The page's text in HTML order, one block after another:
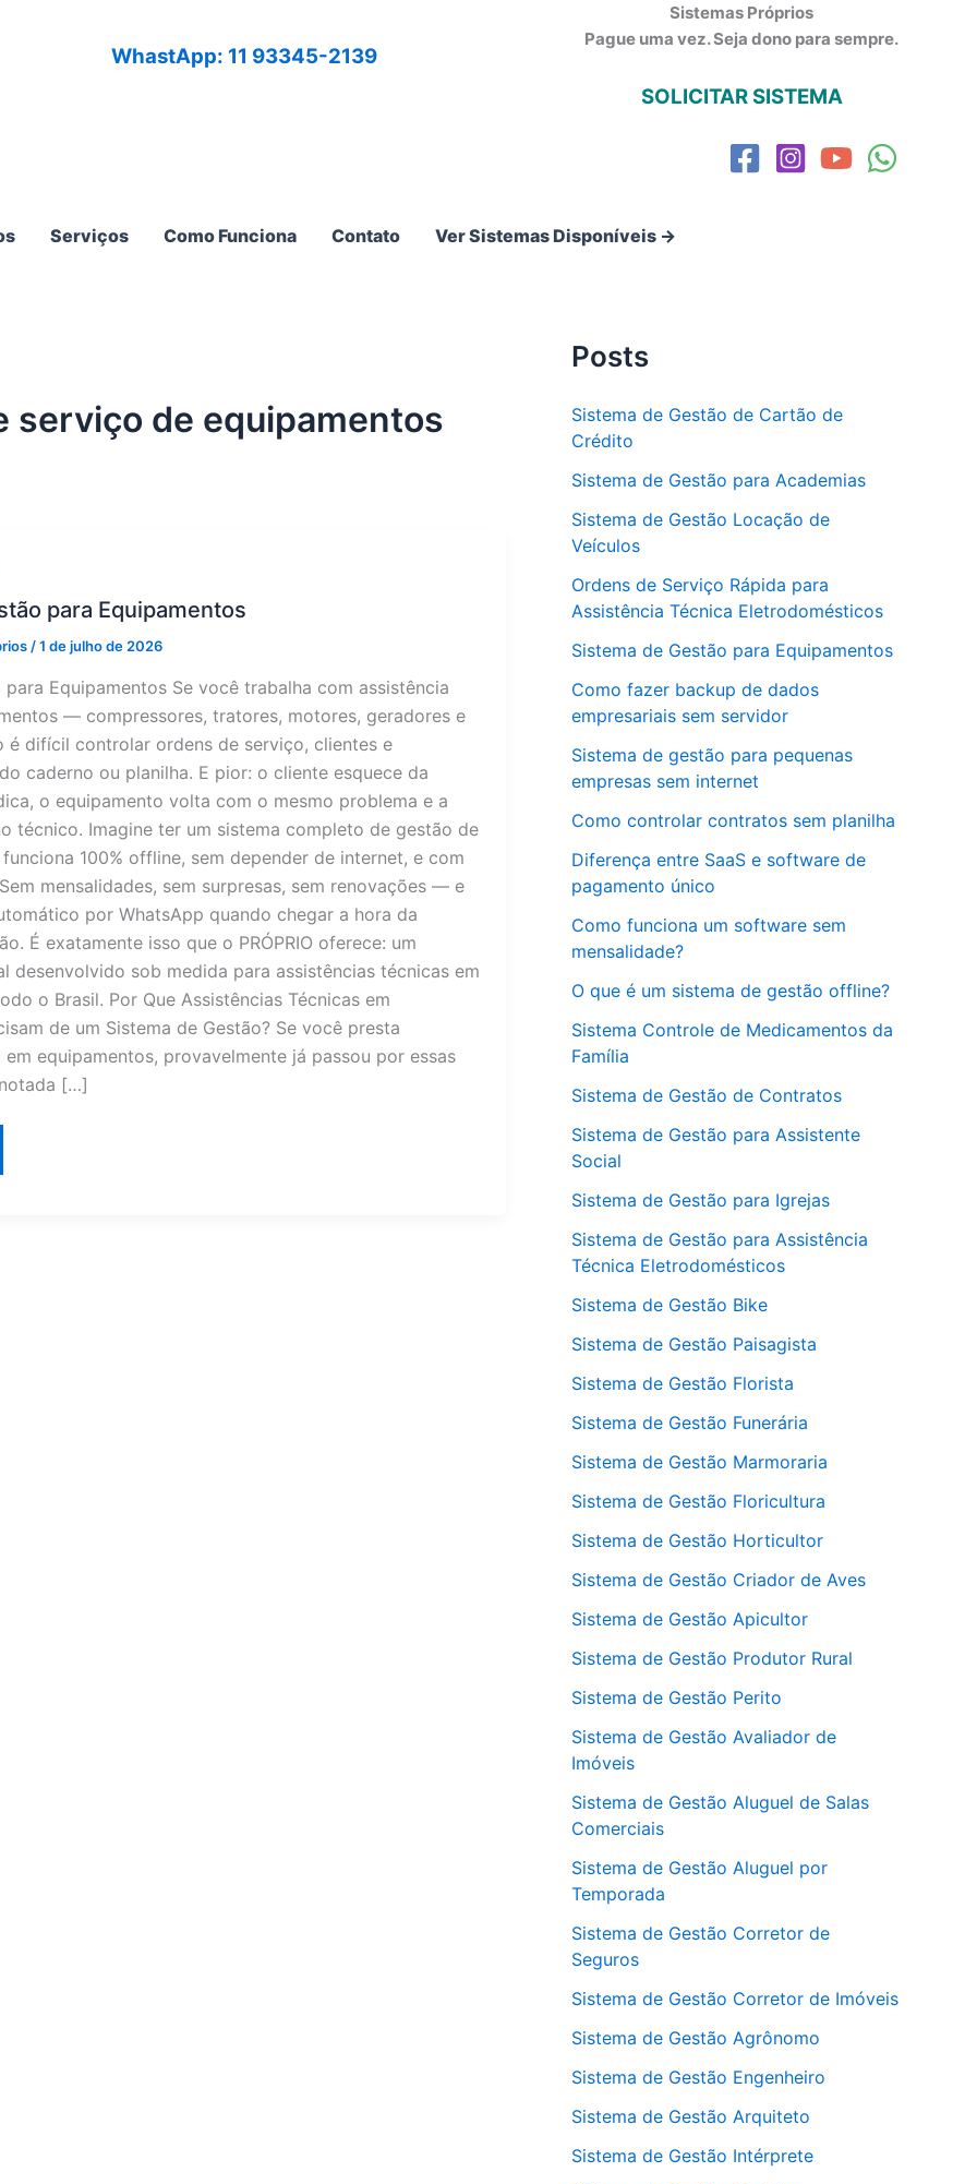
WhastApp: 11 93345-2139
Sistemas Próprios
Pague uma vez. Seja dono para sempre.
SOLICITAR SISTEMA
Serviços Como Funciona Contato Ver Sistemas Disponíveis →
serviço de equipamentos
para Equipamentos
/1 de julho de 2026
para Equipamentos Se você trabalha com assistência
— compressores, tratores, motores, geradores e
difícil controlar ordens de serviço, clientes e
caderno ou planilha. E pior: o cliente esquece da
o equipamento volta com o mesmo problema e a
técnico. Imagine ter um sistema completo de gestão de
100% offline, sem depender de internet, e com
mensalidades, sem surpresas, sem renovações — e
por WhatsApp quando chegar a hora da
É exatamente isso que o PRÓPRIO oferece: um
desenvolvido sob medida para assistências técnicas em
o Brasil. Por Que Assistências Técnicas em
de um Sistema de Gestão? Se você presta
equipamentos, provavelmente já passou por essas
[…]
Posts
Sistema de Gestão de Cartão de
Crédito
Sistema de Gestão para Academias
Sistema de Gestão Locação de
Veículos
Ordens de Serviço Rápida para
Assistência Técnica Eletrodomésticos
Sistema de Gestão para Equipamentos
Como fazer backup de dados
empresariais sem servidor
Sistema de gestão para pequenas
empresas sem internet
Como controlar contratos sem planilha
Diferença entre SaaS e software de
pagamento único
Como funciona um software sem
mensalidade?
O que é um sistema de gestão offline?
Sistema Controle de Medicamentos da
Família
Sistema de Gestão de Contratos
Sistema de Gestão para Assistente
Social
Sistema de Gestão para Igrejas
Sistema de Gestão para Assistência
Técnica Eletrodomésticos
Sistema de Gestão Bike
Sistema de Gestão Paisagista
Sistema de Gestão Florista
Sistema de Gestão Funerária
Sistema de Gestão Marmoraria
Sistema de Gestão Floricultura
Sistema de Gestão Horticultor
Sistema de Gestão Criador de Aves
Sistema de Gestão Apicultor
Sistema de Gestão Produtor Rural
Sistema de Gestão Perito
Sistema de Gestão Avaliador de
Imóveis
Sistema de Gestão Aluguel de Salas
Comerciais
Sistema de Gestão Aluguel por
Temporada
Sistema de Gestão Corretor de
Seguros
Sistema de Gestão Corretor de Imóveis
Sistema de Gestão Agrônomo
Sistema de Gestão Engenheiro
Sistema de Gestão Arquiteto
Sistema de Gestão Intérprete